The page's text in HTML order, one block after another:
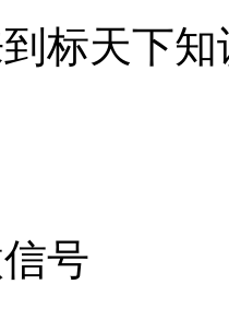
标天下
号